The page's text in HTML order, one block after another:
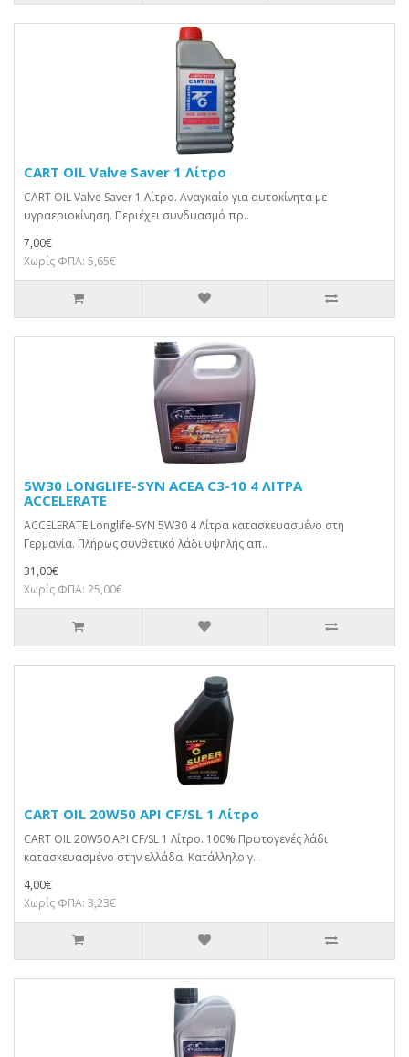
CART OIL Valve Saver 1 Λίτρο
CART OIL Valve Saver 1 Λίτρο. Αναγκαίο για αυτοκίνητα με
υγραεριοκίνηση. Περιέχει συνδυασμό πρ..
7,00€
Χωρίς ΦΠΑ: 5,65€
5W30 LONGLIFE-SYN ACEA C3-10 4 ΛΙΤΡΑ
ACCELERATE
ACCELERATE Longlife-SYN 5W30 4 Λίτρα κατασκευασμένο στη
Γερμανία. Πλήρως συνθετικό λάδι υψηλής απ..
31,00€
Χωρίς ΦΠΑ: 25,00€
CART OIL 20W50 API CF/SL 1 Λίτρο
CART OIL 20W50 API CF/SL 1 Λίτρο. 100% Πρωτογενές λάδι
κατασκευασμένο στην ελλάδα. Κατάλληλο γ..
4,00€
Χωρίς ΦΠΑ: 3,23€